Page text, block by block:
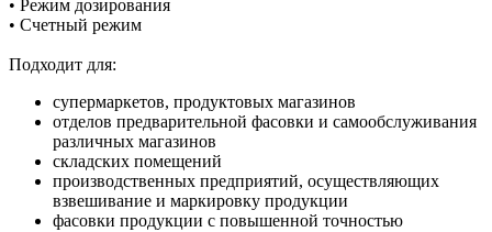
• Режим дозирования
• Счетный режим
Подходит для:
супермаркетов, продуктовых магазинов
отделов предварительной фасовки и самообслуживания
различных магазинов
складских помещений
производственных предприятий, осуществляющих
взвешивание и маркировку продукции
фасовки продукции с повышенной точностью